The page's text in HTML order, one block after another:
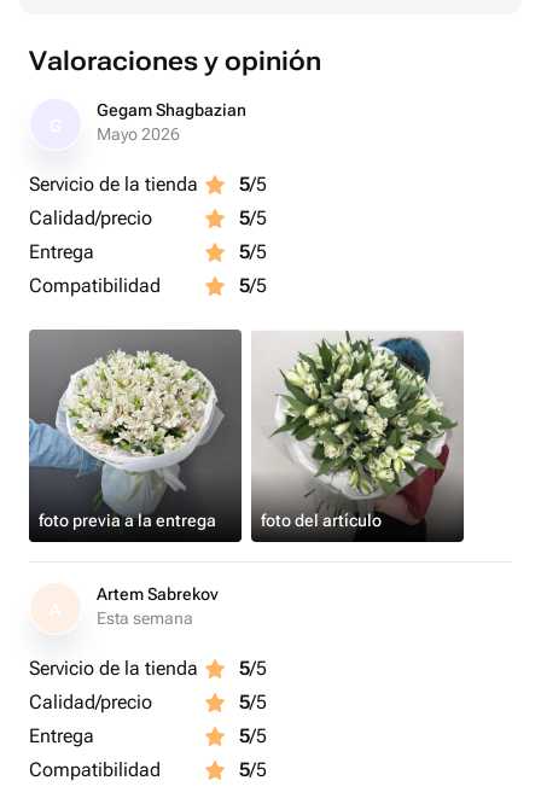
Valoraciones y opinión
Gegam Shagbazian
Mayo 2026
Servicio de la tienda 5/5
Calidad/precio
5/5
Entrega
5/5
Compatibilidad
5/5
foto previa a la entrega foto del artículo
A
Artem Sabrekov
Esta semana
Servicio de la tienda 5/5
Calidad/precio
5/5
Entrega
5/5
Compatibilidad
5/5